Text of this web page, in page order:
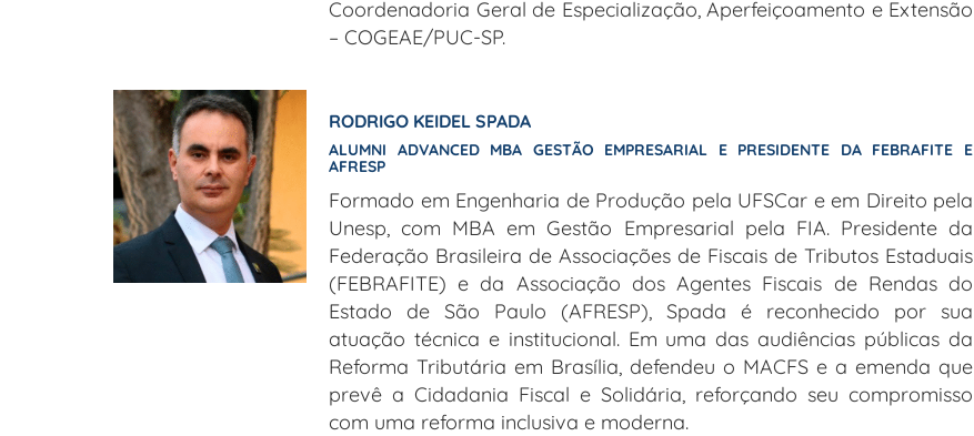
Coordenadoria Geral de Especialização, Aperfeiçoamento e Extensão
– COGEAE/PUC-SP.
RODRIGO KEIDEL SPADA
ALUMNI ADVANCED MBA GESTÃO EMPRESARIAL E PRESIDENTE DA FEBRAFITE E
AFRESP
Formado em Engenharia de Produção pela UFSCar e em Direito pela
Unesp, com MBA em Gestão Empresarial pela FIA. Presidente da
Federação Brasileira de Associações de Fiscais de Tributos Estaduais
(FEBRAFITE) e da Associação dos Agentes Fiscais de Rendas do
Estado de São Paulo (AFRESP), Spada é reconhecido por sua
atuação técnica e institucional. Em uma das audiências públicas da
Reforma Tributária em Brasília, defendeu o MACFS e a emenda que
prevê a Cidadania Fiscal e Solidária, reforçando seu compromisso
com uma reforma inclusiva e moderna.